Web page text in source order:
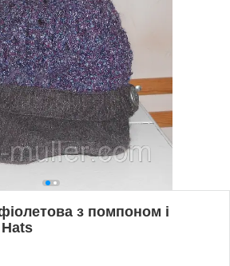
з помпоном і